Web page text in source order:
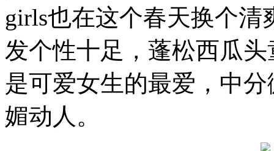
girls也在这个春天换个
发个性十足，蓬松西瓜
是可爱女生的最爱，中
媚动人。